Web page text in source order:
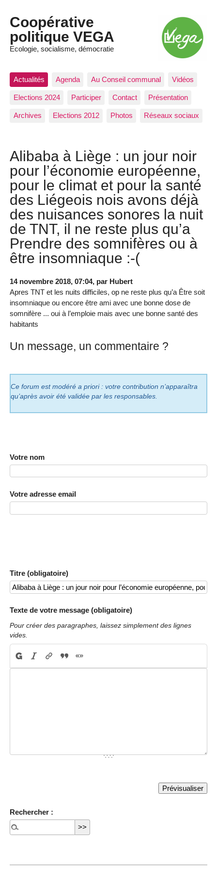
Coopérative
politique VEGA
Ecologie, socialisme, démocratie
Actualités Agenda Au Conseil communal Vidéos
Elections 2024 Participer Contact Présentation
Archives Elections 2012 Photos Réseaux sociaux
Alibaba à Liège : un jour noir
pour l’économie européenne,
pour le climat et pour la santé
des Liégeois nois avons déjà
des nuisances sonores la nuit
de TNT, il ne reste plus qu’a
Prendre des somnifères ou à
être insomniaque :-(
14 novembre 2018, 07:04, par Hubert
Apres TNT et les nuits difficiles, op ne reste plus qu’a Être soit
insomniaque ou encore être ami avec une bonne dose de
somnifère ... oui à l’emploie mais avec une bonne santé des
habitants
Un message, un commentaire ?
Ce forum est modéré a priori : votre contribution n’apparaîtra
qu’après avoir été validée par les responsables.
Votre nom
Votre adresse email
Titre (obligatoire)
Texte de votre message (obligatoire)
Pour créer des paragraphes, laissez simplement des lignes
vides.
Rechercher :